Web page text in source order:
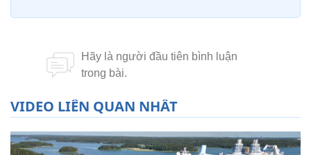
VIDEO LIÊN QUAN NHẤT